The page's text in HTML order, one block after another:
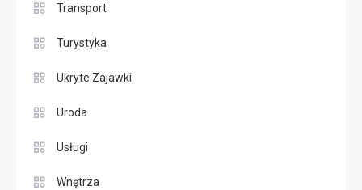
Transport
Turystyka
Ukryte Zajawki
Uroda
Usługi
Wnętrza